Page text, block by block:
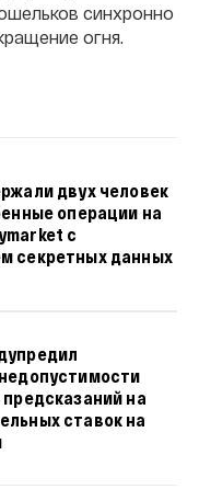
синхронно
огня.
двух человек
операции на
с
секретных данных
на
ставок на